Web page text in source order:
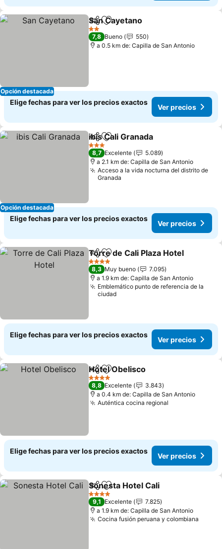
Opción destacada
CompartirAgregar a favoritos
San Cayetano
2 Estrellas
7,8 Bueno
550
a 0.5 km de: Capilla de San Antonio
Elige fechas para ver los precios exactos
Ver precios
Opción destacada
CompartirAgregar a favoritos
ibis Cali Granada
3 Estrellas
8,7 Excelente
5.089
a 2.1 km de: Capilla de San Antonio
Acceso a la vida nocturna del distrito de
Granada
Elige fechas para ver los precios exactos
Ver precios
CompartirAgregar a favoritos
Torre de Cali Plaza Hotel
4 Estrellas
8,3 Muy bueno
7.095
a 1.9 km de: Capilla de San Antonio
Emblemático punto de referencia de la
ciudad
Elige fechas para ver los precios exactos
Ver precios
CompartirAgregar a favoritos
Hotel Obelisco
4 Estrellas
8,8 Excelente
3.843
a 0.4 km de: Capilla de San Antonio
Auténtica cocina regional
Elige fechas para ver los precios exactos
Ver precios
CompartirAgregar a favoritos
Sonesta Hotel Cali
4 Estrellas
9,1 Excelente
7.825
a 1.9 km de: Capilla de San Antonio
Cocina fusión peruana y colombiana